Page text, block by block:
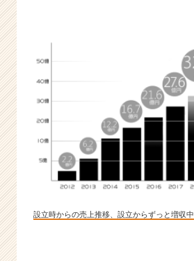
円
|
ベ
ャ
成
設立時からの売上推移、設立からずっと増収中